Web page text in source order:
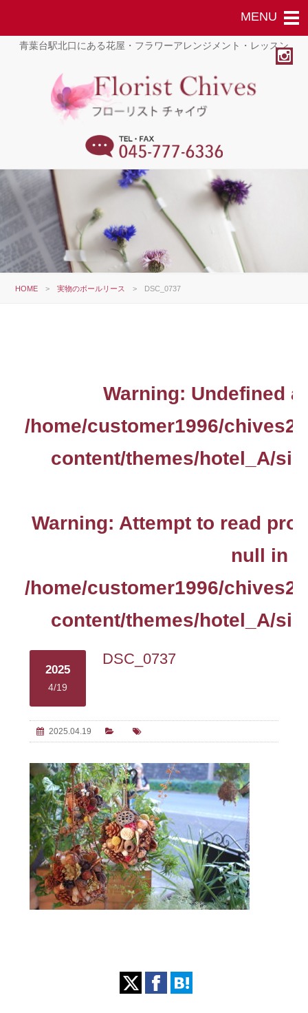
青葉台駅北口にある花屋・フラワーアレンジメント・レッスン
HOME >実物のボールリース > DSC_0737
Warning: Undefined
/home/customer1996/
content/themes/hotel_A/
Warning: Attempt to read
null in
/home/customer1996/
content/themes/hotel_A/
2025
4/19
DSC_0737
2025.04.19